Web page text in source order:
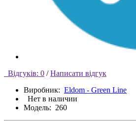
Відгуків: 0 / Написати відгук
Виробник: Eldom - Green Line
Нет в наличии
Модель: 260